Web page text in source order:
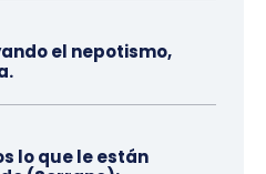
el nepotismo,
lo que le están